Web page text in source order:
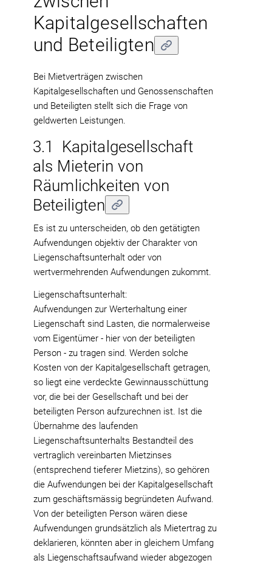
Kapitalgesellschaften
und Beteiligten
Bei Mietverträgen zwischen
Kapitalgesellschaften und Genossenschaften
und Beteiligten stellt sich die Frage von
geldwerten Leistungen.
3.1 Kapitalgesellschaft
als Mieterin von
Räumlichkeiten von
Beteiligten
Es ist zu unterscheiden, ob den getätigten
Aufwendungen objektiv der Charakter von
Liegenschaftsunterhalt oder von
wertvermehrenden Aufwendungen zukommt.
Liegenschaftsunterhalt:
Aufwendungen zur Werterhaltung einer
Liegenschaft sind Lasten, die normalerweise
vom Eigentümer - hier von der beteiligten
Person - zu tragen sind. Werden solche
Kosten von der Kapitalgesellschaft getragen,
so liegt eine verdeckte Gewinnausschüttung
vor, die bei der Gesellschaft und bei der
beteiligten Person aufzurechnen ist. Ist die
Übernahme des laufenden
Liegenschaftsunterhalts Bestandteil des
vertraglich vereinbarten Mietzinses
(entsprechend tieferer Mietzins), so gehören
die Aufwendungen bei der Kapitalgesellschaft
zum geschäftsmässig begründeten Aufwand.
Von der beteiligten Person wären diese
Aufwendungen grundsätzlich als Mietertrag zu
deklarieren, könnten aber in gleichem Umfang
als Liegenschaftsaufwand wieder abgezogen